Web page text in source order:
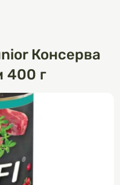
300 91 91
479 28
Консерва
400 г